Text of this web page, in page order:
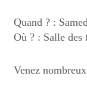
Quand ? :
Où ? : Salle des
Venez